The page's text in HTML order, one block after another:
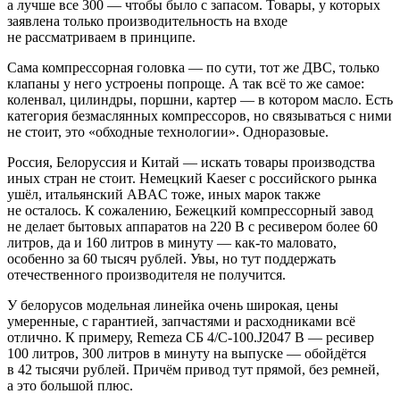
а лучше все 300 — чтобы было с запасом. Товары, у которых
заявлена только производительность на входе
не рассматриваем в принципе.
Сама компрессорная головка — по сути, тот же ДВС, только
клапаны у него устроены попроще. А так всё то же самое:
коленвал, цилиндры, поршни, картер — в котором масло. Есть
категория безмаслянных компрессоров, но связываться с ними
не стоит, это «обходные технологии». Одноразовые.
Россия, Белоруссия и Китай — искать товары производства
иных стран не стоит. Немецкий Kaeser с российского рынка
ушёл, итальянский ABAC тоже, иных марок также
не осталось. К сожалению, Бежецкий компрессорный завод
не делает бытовых аппаратов на 220 В с ресивером более 60
литров, да и 160 литров в минуту — как-то маловато,
особенно за 60 тысяч рублей. Увы, но тут поддержать
отечественного производителя не получится.
У белорусов модельная линейка очень широкая, цены
умеренные, с гарантией, запчастями и расходниками всё
отлично. К примеру, Remeza СБ 4/С-100.J2047 B — ресивер
100 литров, 300 литров в минуту на выпуске — обойдётся
в 42 тысячи рублей. Причём привод тут прямой, без ремней,
а это большой плюс.